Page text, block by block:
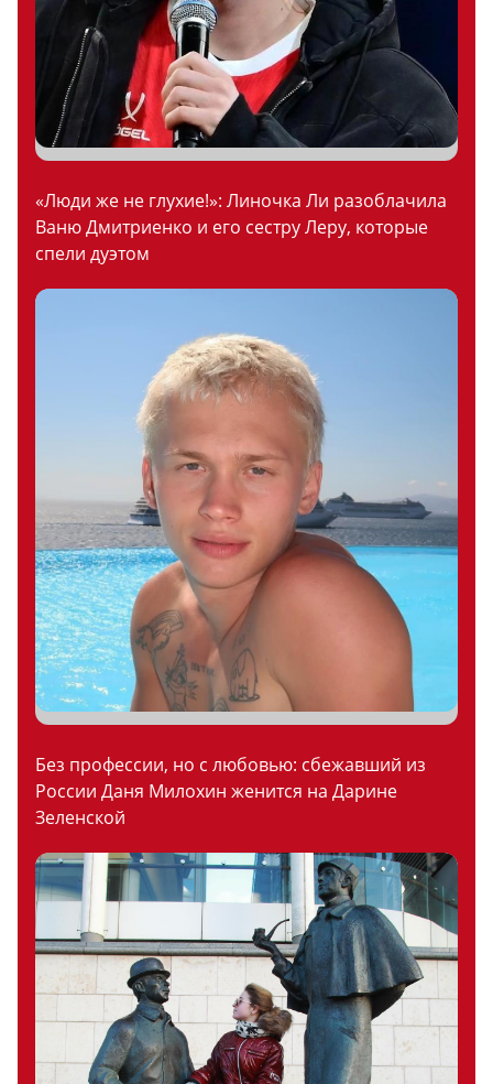
«Люди же не глухие!»: Линочка Ли разоблачила
Ваню Дмитриенко и его сестру Леру, которые
спели дуэтом
Без профессии, но с любовью: сбежавший из
России Даня Милохин женится на Дарине
Зеленской